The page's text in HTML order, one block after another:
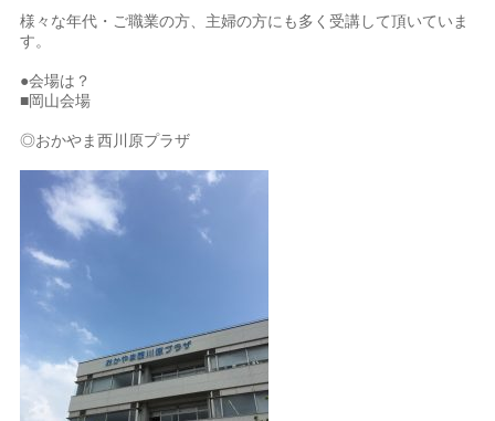
様々な年代・ご職業の方、主婦の方にも多く受講して頂いていま
す。
●会場は？
■岡山会場
◎おかやま西川原プラザ